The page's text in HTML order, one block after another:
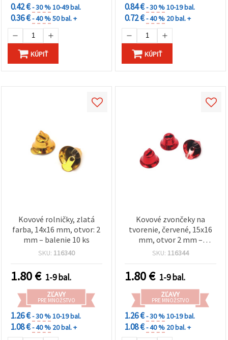
0.42 €- 30 %10-49 bal.
0.36 €- 40 %50 bal. +
KÚPIŤ
0.84 €- 30 %10-19 bal.
0.72 €- 40 % 20 bal. +
KÚPIŤ
Kovové rolničky, zlatá
farba, 14x16 mm, otvor: 2
mm – balenie 10 ks
SKU: 116340
1.80€ 1-9 bal.
ZĽAVY
PRE MNOŽSTVO
1.26 €- 30 %10-19 bal.
1.08 €- 40 % 20 bal. +
Kovové zvončeky na
tvorenie, červené, 15x16
mm, otvor 2 mm –
balenie 10 ks
SKU: 116344
1.80€ 1-9 bal.
ZĽAVY
PRE MNOŽSTVO
1.26 €- 30 %10-19 bal.
1.08 €- 40 % 20 bal. +